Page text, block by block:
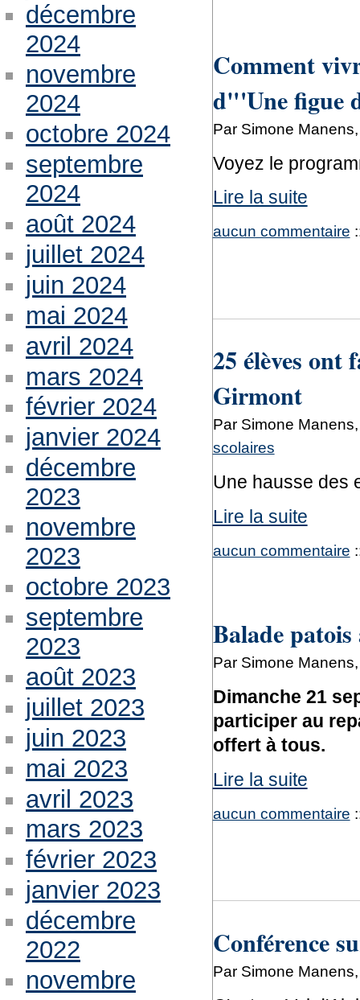
Comment
d"'Une figue
Par Simone
Voyez le
Lire la suite
aucun commentaire
25 élèves
Girmont
Par Simone
scolaires
Une hausse des
Lire la suite
aucun commentaire
Balade patois
Par Simone
Dimanche 21
participer au
offert à tous.
Lire la suite
aucun commentaire
Conférence
Par Simone
décembre
2024
novembre
2024
octobre 2024
septembre
2024
août 2024
juillet 2024
juin 2024
mai 2024
avril 2024
mars 2024
février 2024
janvier 2024
décembre
2023
novembre
2023
octobre 2023
septembre
2023
août 2023
juillet 2023
juin 2023
mai 2023
avril 2023
mars 2023
février 2023
janvier 2023
décembre
2022
novembre